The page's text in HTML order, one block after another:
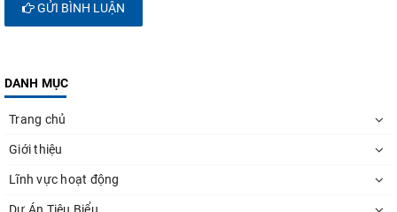
GỬI BÌNH LUẬN
DANH MỤC
Trang chủ
Giới thiệu
Lĩnh vực hoạt động